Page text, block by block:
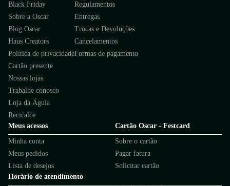
Black Friday
Sobre a Oscar
Blog Oscar
Haus Creators
Política de privacidade
Cartão presente
Nossas lojas
Trabalhe conosco
Loja da Águia
Recicalce
Regulamentos
Entregas
Trocas e Devoluções
Cancelamentos
Formas de pagamento
Meus acessos
Minha conta
Meus pedidos
Lista de desejos
Cartão Oscar - Festcard
Sobre o cartão
Pagar fatura
Solicitar cartão
Horário de atendimento